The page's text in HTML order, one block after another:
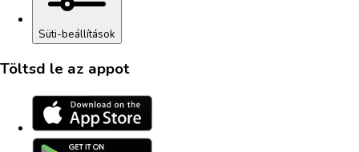
Süti-beállítások
Töltsd le az appot